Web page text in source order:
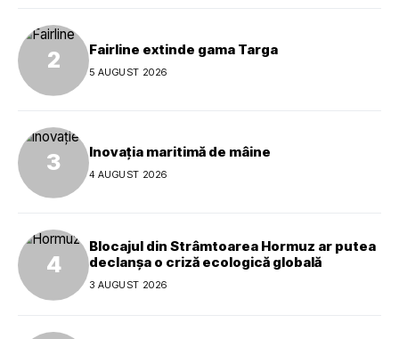
Fairline extinde gama Targa
5 AUGUST 2026
Inovația maritimă de mâine
4 AUGUST 2026
Blocajul din Strâmtoarea Hormuz ar putea
declanșa o criză ecologică globală
3 AUGUST 2026